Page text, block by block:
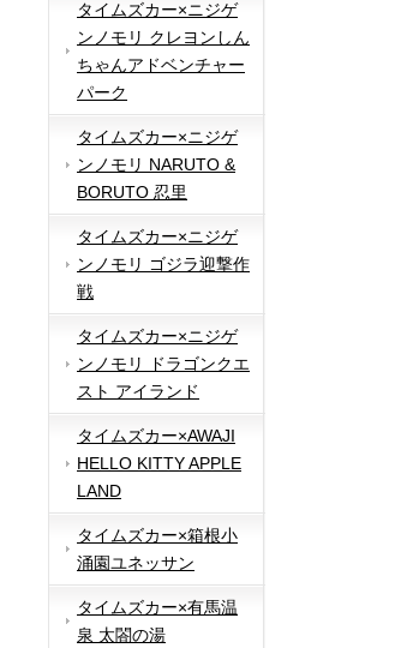
タイムズカー×ニジゲ
ンノモリ クレヨンしん
ちゃんアドベンチャー
パーク
タイムズカー×ニジゲ
ンノモリ NARUTO &
BORUTO 忍里
タイムズカー×ニジゲ
ンノモリ ゴジラ迎撃作
戦
タイムズカー×ニジゲ
ンノモリ ドラゴンクエ
スト アイランド
タイムズカー×AWAJI
HELLO KITTY APPLE
LAND
タイムズカー×箱根小
涌園ユネッサン
タイムズカー×有馬温
泉 太閤の湯